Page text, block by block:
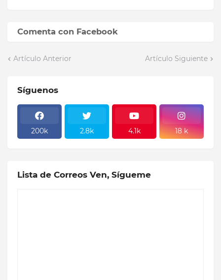
Comenta con Facebook
Artículo Anterior Artículo Siguiente
Síguenos
200k 2.8k 4.1k 18 k
Lista de Correos Ven, Sígueme